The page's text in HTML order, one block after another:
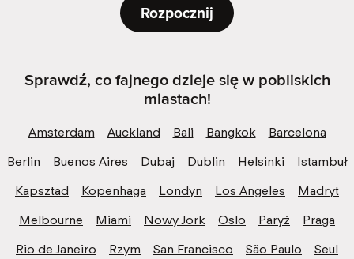
Rozpocznij
Sprawdź, co fajnego dzieje się w pobliskich
miastach!
Amsterdam Auckland Bali Bangkok
Barcelona
Berlin
Buenos Aires Dubaj Dublin Helsinki
Istambuł
Kapsztad
Kopenhaga Londyn Los Angeles
Madryt
Melbourne
Miami Nowy Jork Oslo Paryż
Praga
Rio de Janeiro
Rzym San Francisco São Paulo
Seul